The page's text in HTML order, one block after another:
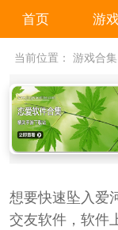
首页 游
当前位置： 游戏合集
想要快速坠入爱
交友软件，软件